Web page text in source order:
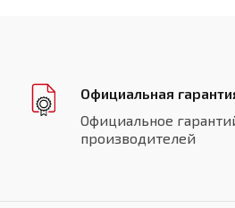
Официальная
Официальное
производителей